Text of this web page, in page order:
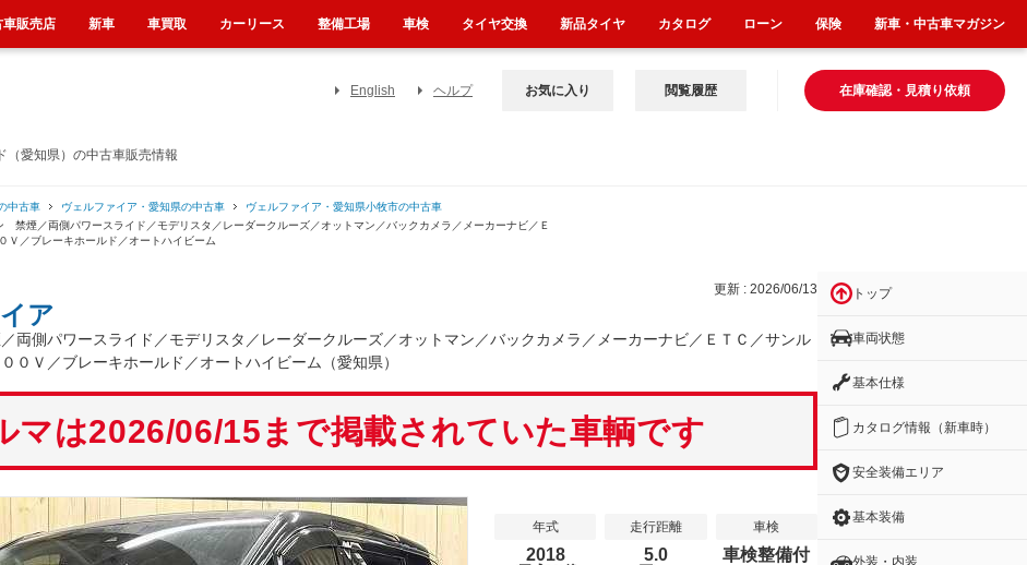
愛知県）の中古車販売情報
English ヘルプ 在庫確認・見積り依頼
お気に入り 閲覧履歴
中古車 ヴェルファイア・愛知県の中古車
ヴェルファイア・愛知県小牧市の中古車
煙／両側パワースライド／モデリスタ／レーダークルーズ／オットマン／バックカメラ／メーカーナビ／Ｅ
Ｖ／ブレーキホールド／オートハイビーム
更新 : 2026/06/13
ア
側パワースライド／モデリスタ／レーダークルーズ／オットマン／バックカメラ／メーカーナビ／ＥＴＣ／サンル
０Ｖ／ブレーキホールド／オートハイビーム（愛知県）
マは2026/06/15まで掲載されていた車輌です
年式
2018
走行距離
5.0
車検
車検整備付
トップ
車両状態
基本仕様
カタログ情報（新車時）
安全装備エリア
基本装備
外装・内装
車販売店 新車 車買取 カーリース 整備工場 車検 タイヤ交換 新品タイヤ カタログ ローン 保険 新車・中古車マガジン